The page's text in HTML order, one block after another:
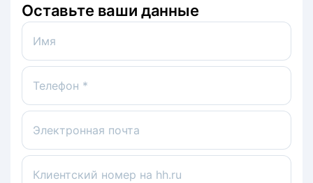
Оставьте ваши данные
Имя
Телефон *
Электронная почта
Клиентский номер на hh.ru